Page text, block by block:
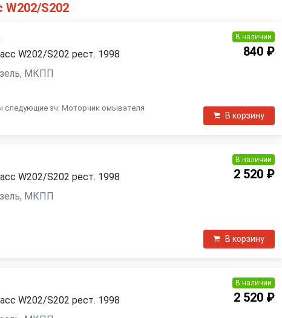
W202/S202
W202/S202 рест. 1998
МКПП
следующие зч: Моторчик омывателя
В наличии
840 ₽
В корзину
W202/S202 рест. 1998
МКПП
В наличии
2 520 ₽
В корзину
W202/S202 рест. 1998
В наличии
2 520 ₽